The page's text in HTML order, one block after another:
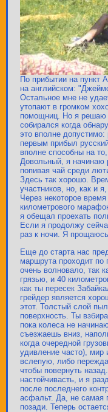
По прибытии на пункт
на английском:
Остальное мне не
утопают в громком
помощниц. Но я решаю
собирался когда
это вполне допустимо:
первым прибыл
вполне способны на
Довольный, я начинаю
попивая чай среди
Здесь так хорошо.
участников, но, как и
Через некоторое
километрового
я обещал проехать
Если я продолжу
раз к ночи. Я
Еще до старта нас
маршрута проходит по
очень волновало, так
грязью, и 40
как ты пересек
грейдер является
этот. Толстый слой
поверхность. Ты
пока колеса не
съезжаешь вниз,
когда очередной
удивление часто), мир
вслепую, либо
чтобы повернуть
настойчивасть, и я
после последнего
асфальт. Да, не самая
позади. Теперь